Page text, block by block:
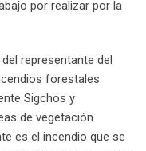
por realizar por la
representante del
forestales
Sigchos y
de vegetación
es el incendio que se